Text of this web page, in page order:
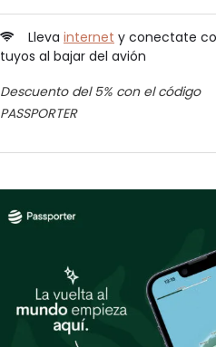
Lleva internet y conectate
tuyos al bajar del avión
Descuento del 5% con el código
PASSPORTER